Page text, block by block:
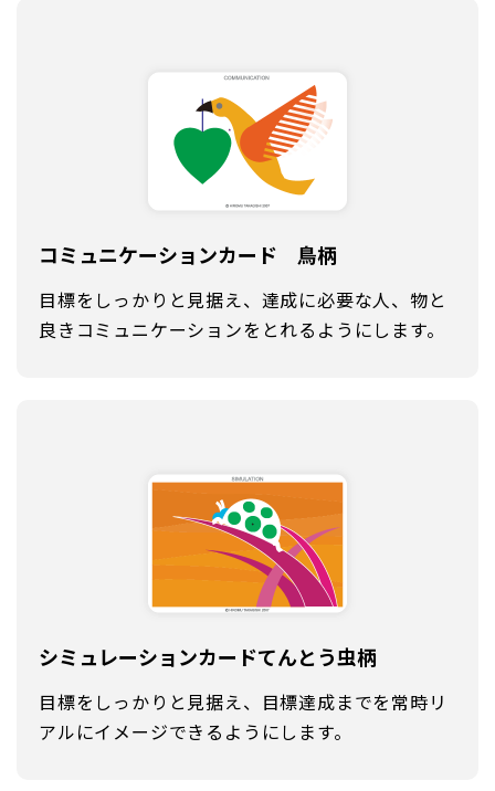
コミュニケーションカード 鳥柄
目標をしっかりと見据え、達成に必要な人、物と
良きコミュニケーションをとれるようにします。
シミュレーションカードてんとう虫柄
目標をしっかりと見据え、目標達成までを常時リ
アルにイメージできるようにします。